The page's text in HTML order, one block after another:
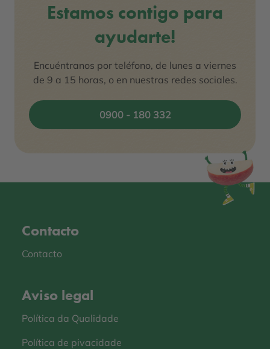
Estamos contigo para
ayudarte!
Encuéntranos por teléfono, de lunes a viernes
de 9 a 15 horas, o en nuestras redes sociales.
0900 - 180 332
Contacto
Contacto
Aviso legal
Política da Qualidade
Política de pivacidade